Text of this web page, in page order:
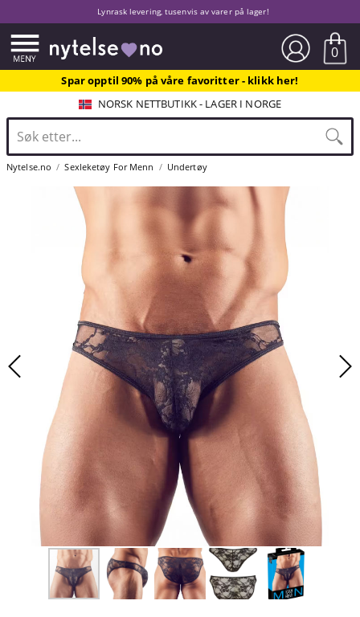
Lynrask levering, tusenvis av varer på lager!
0
Spar opptil 90% på våre favoritter - klikk her!
NORSK NETTBUTIKK - LAGER I NORGE
Nytelse.no Sexleketøy For Menn Undertøy